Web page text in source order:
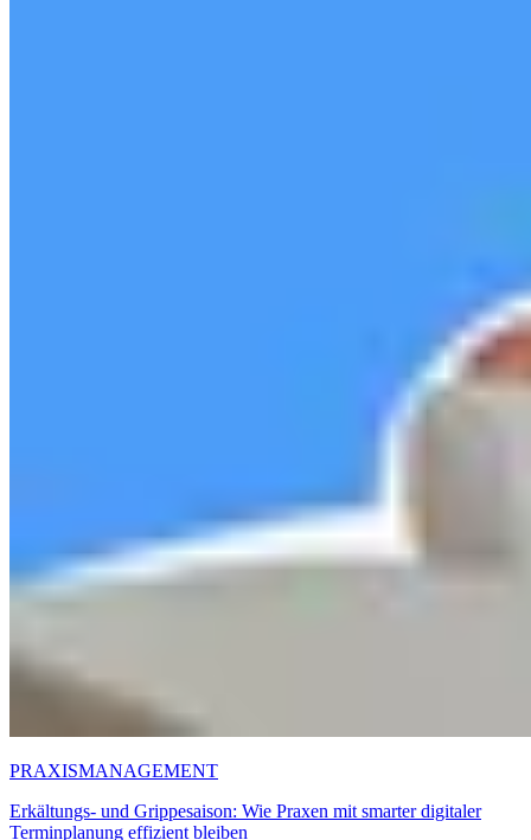
PRAXISMANAGEMENT
Erkältungs- und Grippesaison: Wie Praxen mit smarter digitaler
Terminplanung effizient bleiben